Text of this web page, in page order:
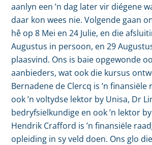
aanlyn een ’n dag later vir diégene
daar kon wees nie. Volgende gaan
hê op 8 Mei en 24 Julie, en die
Augustus in persoon, en 29
plaasvind. Ons is baie opgewonde
aanbieders, wat ook die kursus
Bernadene de Clercq is ’n finansiële
ook ’n voltydse lektor by Unisa, Dr
bedryfsielkundige en ook ’n lektor
Hendrik Crafford is ’n finansiële
opleiding in sy veld doen. Ons glo